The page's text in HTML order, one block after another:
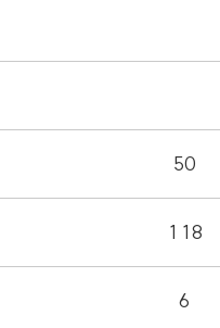
50
118
6